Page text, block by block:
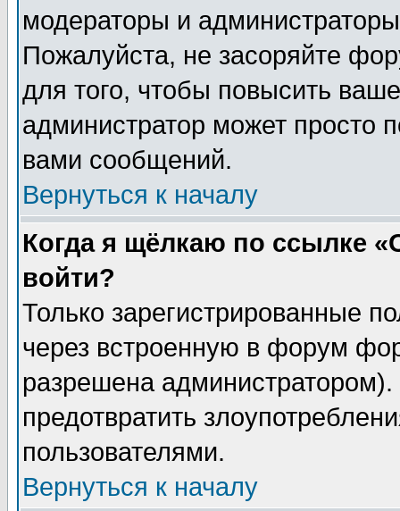
модераторы и
Пожалуйста, не засоряйте
для того, чтобы повысить
администратор может просто
вами сообщений.
Вернуться к началу
Когда я щёлкаю по ссылке
войти?
Только зарегистрированные
через встроенную в форум
разрешена
предотвратить
пользователями.
Вернуться к началу